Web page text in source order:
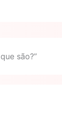
são?”